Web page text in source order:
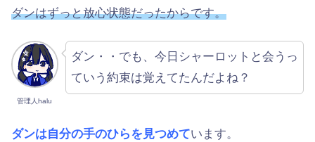
ダンはずっと放心状態だったからです。
管理人halu
ダン・・でも、今日シャーロットと会うっ
ていう約束は覚えてたんだよね？
ダンは自分の手のひらを見つめています。